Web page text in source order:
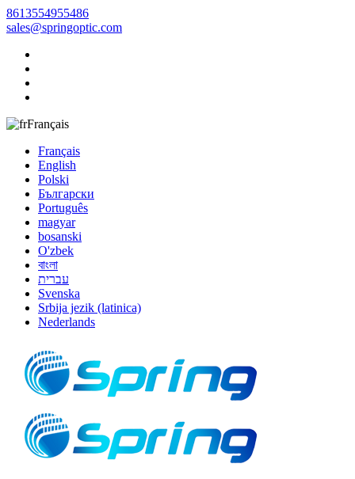
8613554955486
sales@springoptic.com
Français
Français
English
Polski
Български
Português
magyar
bosanski
O'zbek
বাংলা
עברית
Svenska
Srbija jezik (latinica)
Nederlands